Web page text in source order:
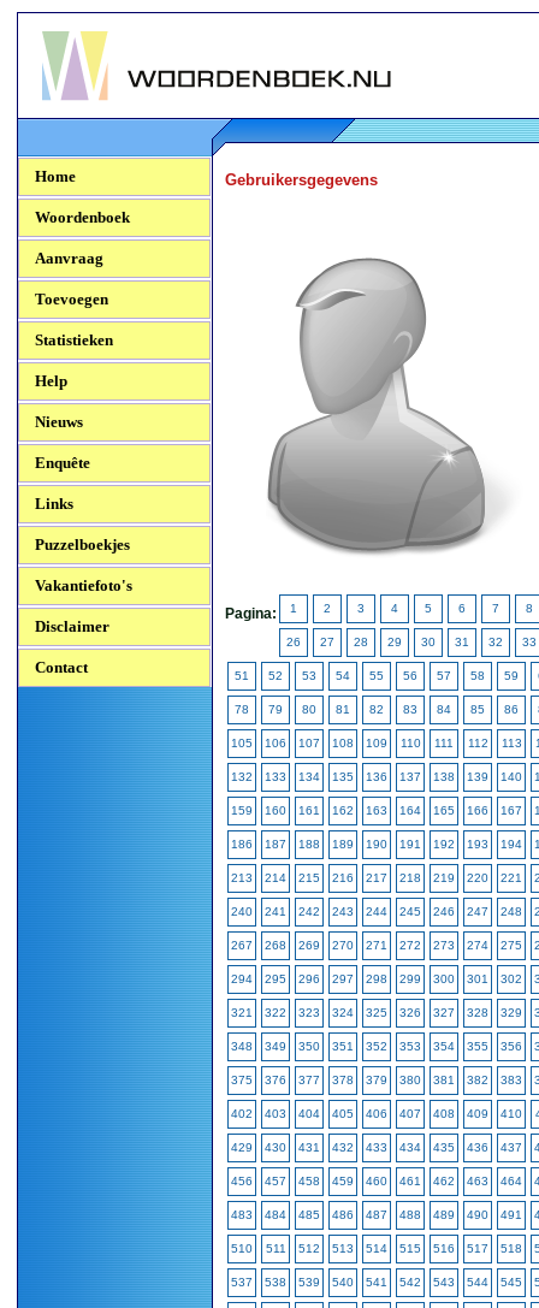
Woordenboek.NU
Home
Woordenboek
Aanvraag
Toevoegen
Statistieken
Help
Nieuws
Enquête
Links
Puzzelboekjes
Vakantiefoto's
Disclaimer
Contact
Gebruikersgegevens
Pagina: 1 2 3 4 5 6 7 8
26 27 28 29 30 31 32 33
51 52 53 54 55 56 57 58 59
78 79 80 81 82 83 84 85 86
105 106 107 108 109 110 111 112 113
132 133 134 135 136 137 138 139 140
159 160 161 162 163 164 165 166 167
186 187 188 189 190 191 192 193 194
213 214 215 216 217 218 219 220 221
240 241 242 243 244 245 246 247 248
267 268 269 270 271 272 273 274 275
294 295 296 297 298 299 300 301 302
321 322 323 324 325 326 327 328 329
348 349 350 351 352 353 354 355 356
375 376 377 378 379 380 381 382 383
402 403 404 405 406 407 408 409 410
429 430 431 432 433 434 435 436 437
456 457 458 459 460 461 462 463 464
483 484 485 486 487 488 489 490 491
510 511 512 513 514 515 516 517 518
537 538 539 540 541 542 543 544 545